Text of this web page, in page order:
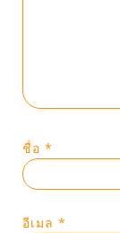
ชื่อ *
อีเมล *